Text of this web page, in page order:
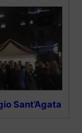
Sant’Agata